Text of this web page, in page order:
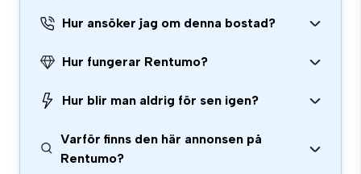
Hur ansöker jag om denna bostad?
Hur fungerar Rentumo?
Hur blir man aldrig för sen igen?
Varför finns den här annonsen på
Rentumo?